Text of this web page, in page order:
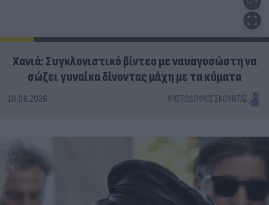
Χανιά: Συγκλονιστικό βίντεο με ναυαγοσώστη να
10.08.2026 ΧΡΙΣΤΌΔΟΥΛΟΣ ΣΚΟΎΝΤΑΣ